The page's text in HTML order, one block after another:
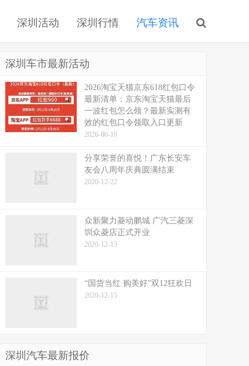
深圳活动 深圳行情 汽车资讯
深圳车市最新活动
2026淘宝天猫京东618红包口令
最新清单：京东淘宝天猫最后
一波红包怎么领？最新实测有
效的红包口令领取入口更新
2026-06-10
分享荣誉的喜悦！广东长安车
友会八周年庆典圆满结束
2020-12-22
众新聚力菱动鹏城 广汽三菱深
圳众菱店正式开业
2020-12-15
“国货当红 购美好”双12狂欢日
2020-12-15
深圳汽车最新报价